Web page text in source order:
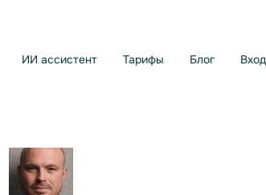
ИИ ассистент Тарифы Блог Вход